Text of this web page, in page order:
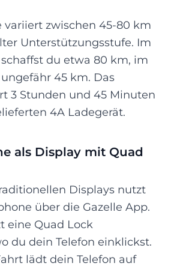
variiert zwischen 45-80 km
Unterstützungsstufe. Im
du etwa 80 km, im
45 km. Das
3 Stunden und 45 Minuten
4A Ladegerät.
als Display mit Quad
Displays nutzt
über die Gazelle App.
eine Quad Lock
du dein Telefon einklickst.
lädt dein Telefon auf